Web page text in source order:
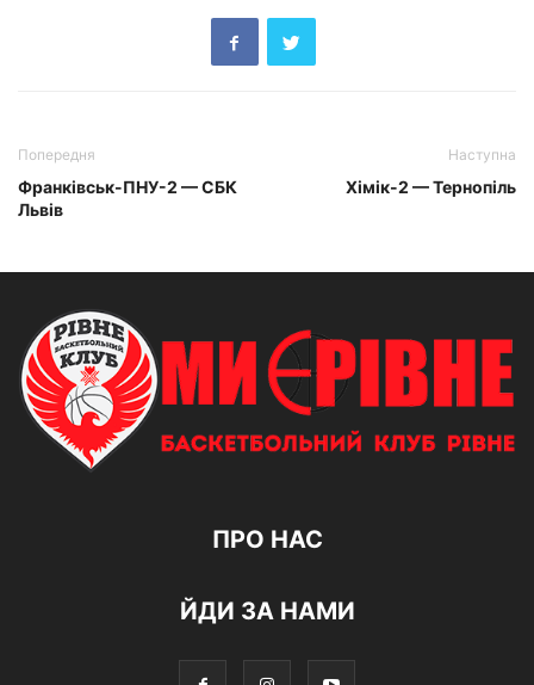
Попередня
Франківськ-ПНУ-2 — СБК
Львів
Наступна
Хімік-2 — Тернопіль
ПРО НАС
ЙДИ ЗА НАМИ